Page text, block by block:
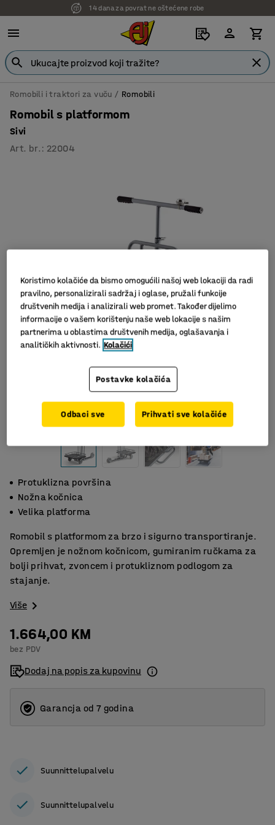
14 dana za povrat ne oštećene robe
Romobili i traktori za vuču Romobili
Romobil s platformom
Sivi
Art. br. : 22004
Slični proizvodi
Protuklizna površina
Nožna kočnica
Velika platforma
Romobil s platformom za brzo i sigurno transportiranje.
Opremljen je nožnom kočnicom, gumiranim ručkama za
bolji prihvat, zvoncem i protukliznom podlogom za
stajanje.
Više
1.664,00 KM
bez PDV
Dodaj na popis za kupovinu
Garancja od 7 godina
Suunnittelupalvelu
Suunnittelupalvelu
Koristimo kolačiće da bismo omogućili našoj web lokaciji da radi
pravilno, personalizirali sadržaj i oglase, pružali funkcije
društvenih medija i analizirali web promet. Također dijelimo
informacije o vašem korištenju naše web lokacije s našim
partnerima u oblastima društvenih medija, oglašavanja i
analitičkih aktivnosti. Kolačići
Postavke kolačića
Odbaci sve Prihvati sve kolačiće